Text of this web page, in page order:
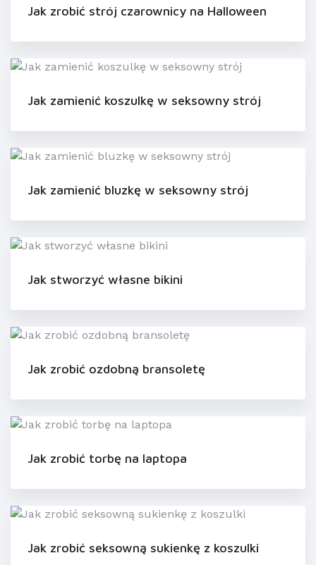
Jak zrobić strój czarownicy na Halloween
Jak zamienić koszulkę w seksowny strój
Jak zamienić bluzkę w seksowny strój
Jak stworzyć własne bikini
Jak zrobić ozdobną bransoletę
Jak zrobić torbę na laptopa
Jak zrobić seksowną sukienkę z koszulki